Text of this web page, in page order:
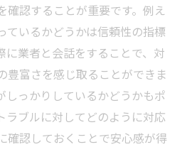
基本と寝屋川市の特徴
知識を学ぶ
者選びガイド
に対応する業者
の特徴を探る
敗を防ぐには
確認することが重要です。例え
ているかどうかは信頼性の指標
に業者と会話をすることで、対
豊富さを感じ取ることができま
しっかりしているかどうかもポ
ラブルに対してどのように対応
確認しておくことで安心感が得